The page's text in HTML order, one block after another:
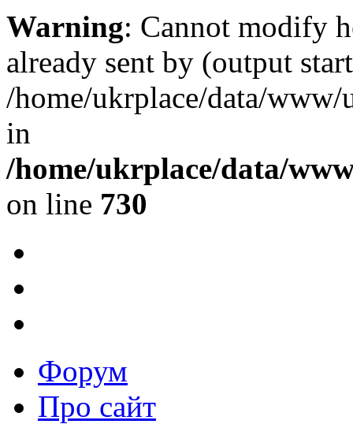
Warning: Cannot modify
already sent by (output
/home/ukrplace/data/
in
/home/ukrplace/data/
on line 730
Форум
Про сайт